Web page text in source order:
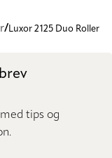
Luxor 2125 Duo Roller
tips og